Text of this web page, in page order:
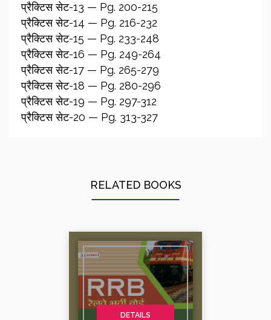
प्रैक्टिस सेट-13 — Pg. 200-215
प्रैक्टिस सेट-14 — Pg. 216-232
प्रैक्टिस सेट-15 — Pg. 233-248
प्रैक्टिस सेट-16 — Pg. 249-264
प्रैक्टिस सेट-17 — Pg. 265-279
प्रैक्टिस सेट-18 — Pg. 280-296
प्रैक्टिस सेट-19 — Pg. 297-312
प्रैक्टिस सेट-20 — Pg. 313-327
RELATED BOOKS
DETAILS